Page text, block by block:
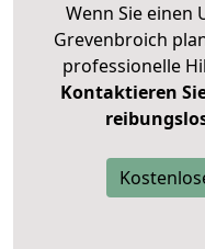
Wenn Sie einen
Grevenbroich
professionelle
Kontaktieren